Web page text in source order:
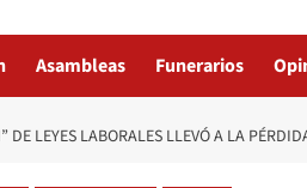
Asambleas Funerarios
DE LEYES LABORALES LLEVÓ A LA